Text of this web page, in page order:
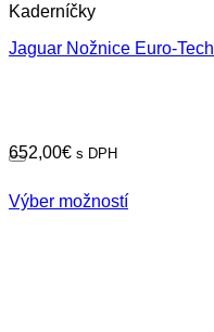
Kaderníčky
Jaguar Nožnice Euro-Tech
652,00€ s DPH
Výber možností